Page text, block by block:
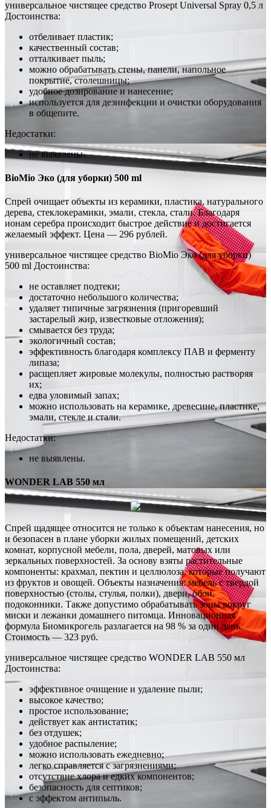
универсальное чистящее средство Prosept Universal Spray 0,5 л
Достоинства:
отбеливает пластик;
качественный состав;
отталкивает пыль;
можно обрабатывать стены, панели, напольное
покрытие, столешницы;
удобное дозирование и нанесение;
используется для дезинфекции и очистки оборудования
в общепите.
Недостатки:
не выявлены.
BioMio Эко (для уборки) 500 ml
Спрей очищает объекты из керамики, пластика, натурального
дерева, стеклокерамики, эмали, стекла, стали. Благодаря
ионам серебра происходит быстрое действие и достигается
желаемый эффект. Цена — 296 рублей.
универсальное чистящее средство BioMio Эко (для уборки)
500 ml Достоинства:
не оставляет подтеки;
достаточно небольшого количества;
удаляет типичные загрязнения (пригоревший
застарелый жир, известковые отложения);
смывается без труда;
экологичный состав;
эффективность благодаря комплексу ПАВ и ферменту
липаза;
расщепляет жировые молекулы, полностью растворяя
их;
едва уловимый запах;
можно использовать на керамике, древесине, пластике,
эмали, стекле и стали.
Недостатки:
не выявлены.
WONDER LAB 550 мл
Спрей щадящее относится не только к объектам нанесения, но
и безопасен в плане уборки жилых помещений, детских
комнат, корпусной мебели, пола, дверей, матовых или
зеркальных поверхностей. За основу взяты растительные
компоненты: крахмал, пектин и целлюлоза, которые получают
из фруктов и овощей. Объекты назначения: мебель с твердой
поверхностью (столы, стулья, полки), двери, обои,
подоконники. Также допустимо обрабатывать зоны вокруг
миски и лежанки домашнего питомца. Инновационная
формула Биомикрогель разлагается на 98 % за один день.
Стоимость — 323 руб.
универсальное чистящее средство WONDER LAB 550 мл
Достоинства:
эффективное очищение и удаление пыли;
высокое качество;
простое использование;
действует как антистатик;
без отдушек;
удобное распыление;
можно использовать ежедневно;
легко справляется с загрязнениями;
отсутствие хлора и едких компонентов;
безопасность для септиков;
с эффектом антипыль.